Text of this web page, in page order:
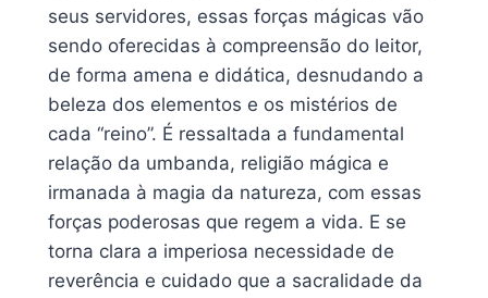
seus servidores, essas forças mágicas vão
sendo oferecidas à compreensão do leitor,
de forma amena e didática, desnudando a
beleza dos elementos e os mistérios de
cada “reino”. É ressaltada a fundamental
relação da umbanda, religião mágica e
irmanada à magia da natureza, com essas
forças poderosas que regem a vida. E se
torna clara a imperiosa necessidade de
reverência e cuidado que a sacralidade da